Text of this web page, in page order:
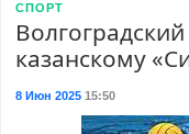
СПОРТ
казанскому
8 Июн 202515:50